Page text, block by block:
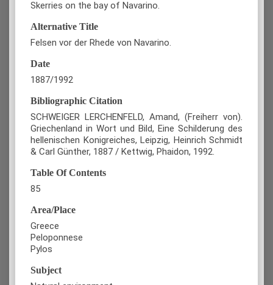
Skerries on the bay of Navarino.
Alternative Title
Felsen vor der Rhede von Navarino.
Date
1887/1992
Bibliographic Citation
SCHWEIGER LERCHENFELD, Amand, (Freiherr von).
Griechenland in Wort und Bild, Eine Schilderung des
hellenischen Konigreiches, Leipzig, Heinrich Schmidt
& Carl Günther, 1887 / Kettwig, Phaidon, 1992.
Table Of Contents
85
Area/Place
Greece
Peloponnese
Pylos
Subject